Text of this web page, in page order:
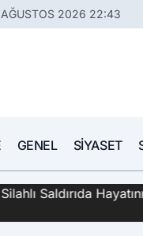
2026 22:43
GENEL SIYASET
Saldırıda